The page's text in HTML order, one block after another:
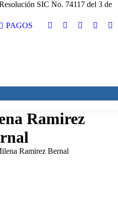
SIC No. 74117 del 3 de
PAGOS
Ramirez
Ramirez Bernal